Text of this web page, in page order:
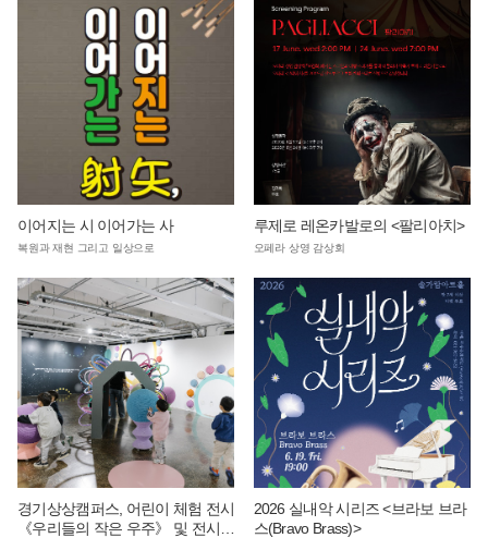
이어지는 시 이어가는 사
복원과 재현 그리고 일상으로
루제로 레온카발로의 <팔리아치>
오페라 상영 감상회
경기상상캠퍼스, 어린이 체험 전시
《우리들의 작은 우주》 및 전시
2026 실내악 시리즈 <브라보 브라
스(Bravo Brass)>